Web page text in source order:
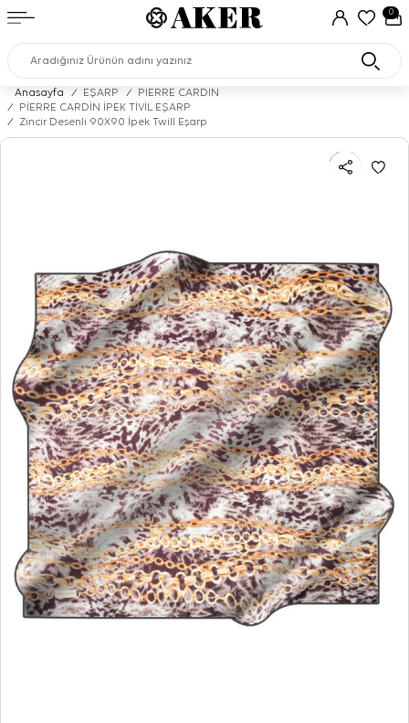
0
Anasayfa / EŞARP /
PIERRE CARDIN
/
PİERRE CARDİN İPEK TİVİL EŞARP
/
Zincir Desenli 90X90 İpek Twill Eşarp